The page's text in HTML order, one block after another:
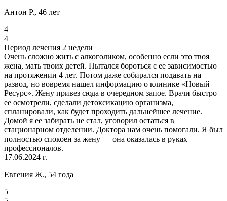
Антон Р., 46 лет
4
4
Период лечения 2 недели
Очень сложно жить с алкоголиком, особенно если это твоя
жена, мать твоих детей. Пытался бороться с ее зависимостью
на протяжении 4 лет. Потом даже собирался подавать на
развод, но вовремя нашел информацию о клинике «Новый
Ресурс». Жену привез сюда в очередном запое. Врачи быстро
ее осмотрели, сделали детоксикацию организма,
спланировали, как будет проходить дальнейшее лечение.
Домой я ее забирать не стал, уговорил остаться в
стационарном отделении. Доктора нам очень помогали. Я был
полностью спокоен за жену — она оказалась в руках
профессионалов.
17.06.2024 г.
Евгения Ж., 54 года
5